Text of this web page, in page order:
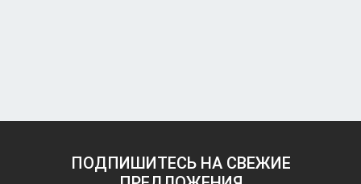
ПОДПИШИТЕСЬ НА СВЕЖИЕ